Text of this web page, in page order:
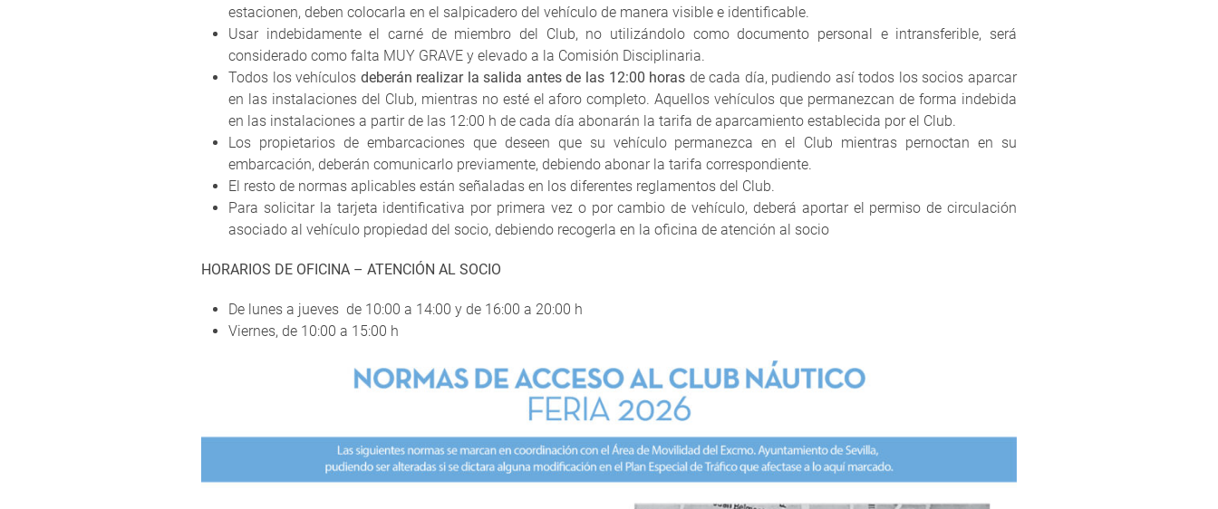
estacionen, deben colocarla en el salpicadero del vehículo de manera visible e identificable.
Usar indebidamente el carné de miembro del Club, no utilizándolo como documento personal e intransferible, será
considerado como falta MUY GRAVE y elevado a la Comisión Disciplinaria.
Todos los vehículos deberán realizar la salida antes de las 12:00 horas de cada día, pudiendo así todos los socios aparcar
en las instalaciones del Club, mientras no esté el aforo completo. Aquellos vehículos que permanezcan de forma indebida
en las instalaciones a partir de las 12:00 h de cada día abonarán la tarifa de aparcamiento establecida por el Club.
Los propietarios de embarcaciones que deseen que su vehículo permanezca en el Club mientras pernoctan en su
embarcación, deberán comunicarlo previamente, debiendo abonar la tarifa correspondiente.
El resto de normas aplicables están señaladas en los diferentes reglamentos del Club.
Para solicitar la tarjeta identificativa por primera vez o por cambio de vehículo, deberá aportar el permiso de circulación
asociado al vehículo propiedad del socio, debiendo recogerla en la oficina de atención al socio
HORARIOS DE OFICINA – ATENCIÓN AL SOCIO
De lunes a jueves de 10:00 a 14:00 y de 16:00 a 20:00 h
Viernes, de 10:00 a 15:00 h